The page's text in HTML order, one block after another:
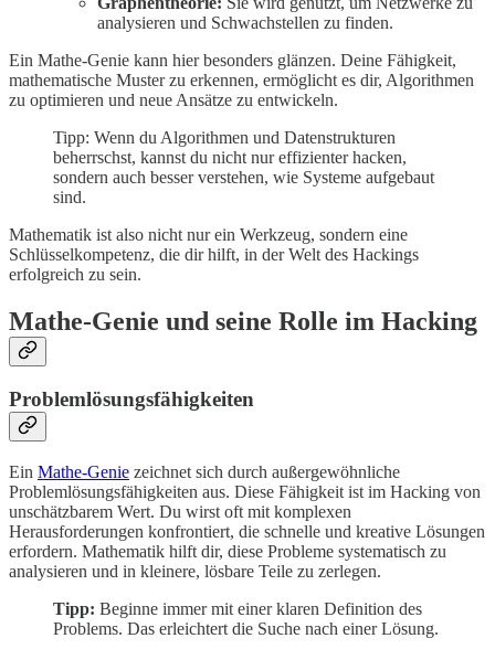
analysieren und Schwachstellen zu finden.
Ein Mathe-Genie kann hier besonders glänzen. Deine Fähigkeit,
mathematische Muster zu erkennen, ermöglicht es dir, Algorithmen
zu optimieren und neue Ansätze zu entwickeln.
Tipp: Wenn du Algorithmen und Datenstrukturen
beherrschst, kannst du nicht nur effizienter hacken,
sondern auch besser verstehen, wie Systeme aufgebaut
sind.
Mathematik ist also nicht nur ein Werkzeug, sondern eine
Schlüsselkompetenz, die dir hilft, in der Welt des Hackings
erfolgreich zu sein.
Mathe-Genie und seine Rolle im Hacking
Problemlösungsfähigkeiten
Ein Mathe-Genie zeichnet sich durch außergewöhnliche
Problemlösungsfähigkeiten aus. Diese Fähigkeit ist im Hacking von
unschätzbarem Wert. Du wirst oft mit komplexen
Herausforderungen konfrontiert, die schnelle und kreative Lösungen
erfordern. Mathematik hilft dir, diese Probleme systematisch zu
analysieren und in kleinere, lösbare Teile zu zerlegen.
Tipp: Beginne immer mit einer klaren Definition des
Problems. Das erleichtert die Suche nach einer Lösung.